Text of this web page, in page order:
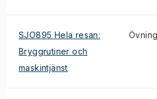
SJO895 Hela resan:
Bryggrutiner och
maskintjänst